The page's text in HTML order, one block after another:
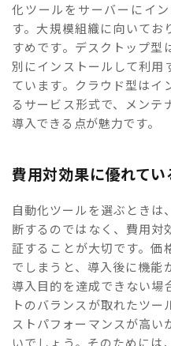
化ツールをサーバーにイ
す。大規模組織に向いてお
すめです。デスクトップ型
別にインストールして利用
ています。クラウド型はイ
るサービス形式で、メンテ
導入できる点が魅力です。
費用対効果に優れてい
自動化ツールを選ぶときは
断するのではなく、費用対
証することが大切です。価
でしまうと、導入後に機能
導入目的を達成できない場
トのバランスが取れたツ
ストパフォーマンスが高い
いでしょう。そのためには